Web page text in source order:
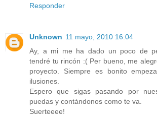
Responder
Unknown 11 mayo, 2010 16:04
Ay, a mi me ha dado un poco de
tendré tu rincón :( Per bueno, me
proyecto. Siempre es bonito
ilusiones.
Espero que sigas pasando por
puedas y contándonos como te va.
Suerteeee!